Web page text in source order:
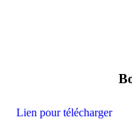
Lien pour télécharger